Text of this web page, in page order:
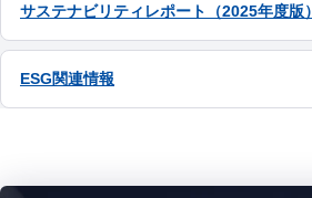
サステナビリティレポート（2025年度版）
ESG関連情報